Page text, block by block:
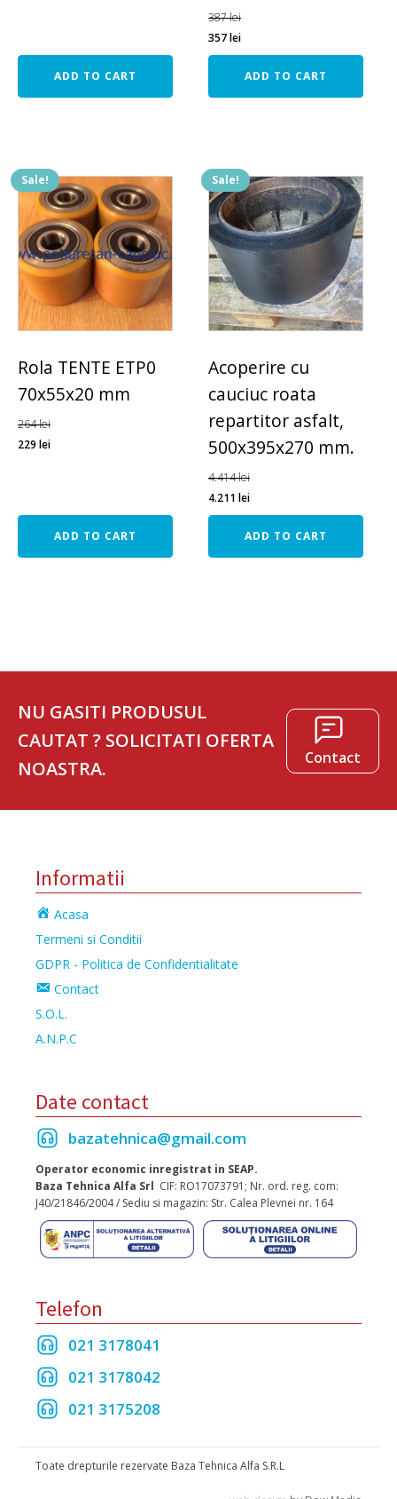
ADD TO CART
387lei
357lei
ADD TO CART
Sale!
Rola TENTE ETP0
70x55x20 mm
264lei
229 lei
ADD TO CART
Sale!
Acoperire cu
cauciuc roata
repartitor asfalt,
500x395x270 mm.
4.414lei
4.211lei
ADD TO CART
NU GASITI PRODUSUL
CAUTAT ? SOLICITATI OFERTA
NOASTRA.
Contact
Informatii
Acasa
Termeni si Conditii
GDPR - Politica de Confidentialitate
Contact
S.O.L.
A.N.P.C
Date contact
bazatehnica@gmail.com
Operator economic inregistrat in SEAP.
Baza Tehnica Alfa Srl CIF: RO17073791; Nr. ord. reg. com:
J40/21846/2004 / Sediu si magazin: Str. Calea Plevnei nr. 164
Telefon
021 3178041
021 3178042
021 3175208
Toate drepturile rezervate Baza Tehnica Alfa S.R.L